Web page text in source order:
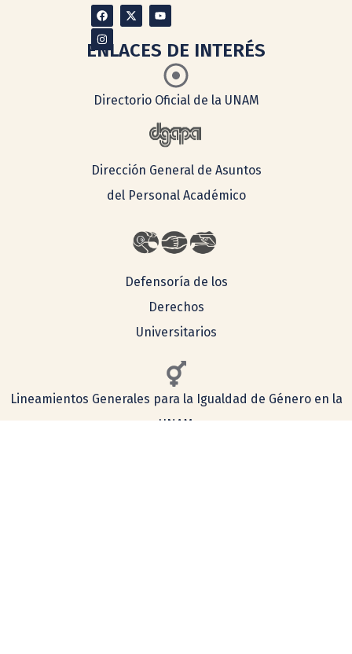
ENLACES DE INTERÉS
Directorio Oficial de la UNAM
Dirección General de Asuntos
del Personal Académico
Defensoría de los
Derechos
Universitarios
Lineamientos Generales para la Igualdad de Género en la
UNAM